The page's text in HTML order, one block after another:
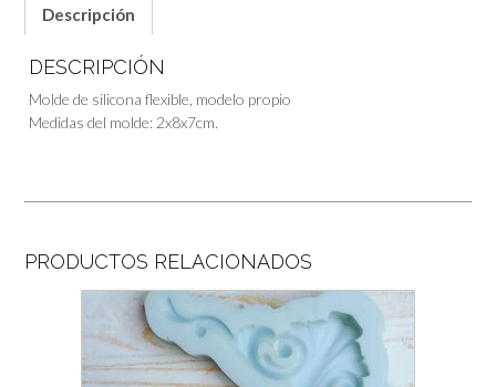
Descripción
DESCRIPCIÓN
Molde de silicona flexible, modelo propio
Medidas del molde: 2x8x7cm.
PRODUCTOS RELACIONADOS